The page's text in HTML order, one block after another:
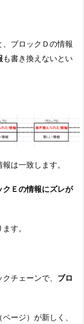
ブロックＤの情報
も書き換えないとい
は一致します。
Ｅの情報にズレが
す。
チェーンで、 ブロ
ージ）が新しく、